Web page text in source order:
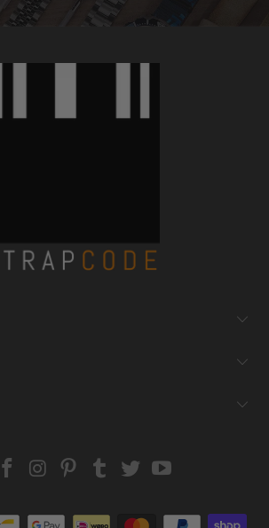
EmailStrapcode
Strapcode
Strapcode
Strapcode
Strapcode